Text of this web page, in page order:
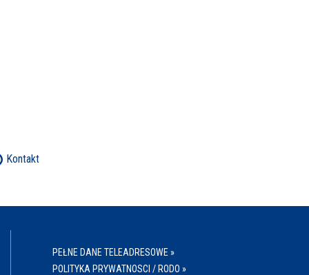
Kontakt
PEŁNE DANE TELEADRESOWE »
POLITYKA PRYWATNOSCI / RODO »